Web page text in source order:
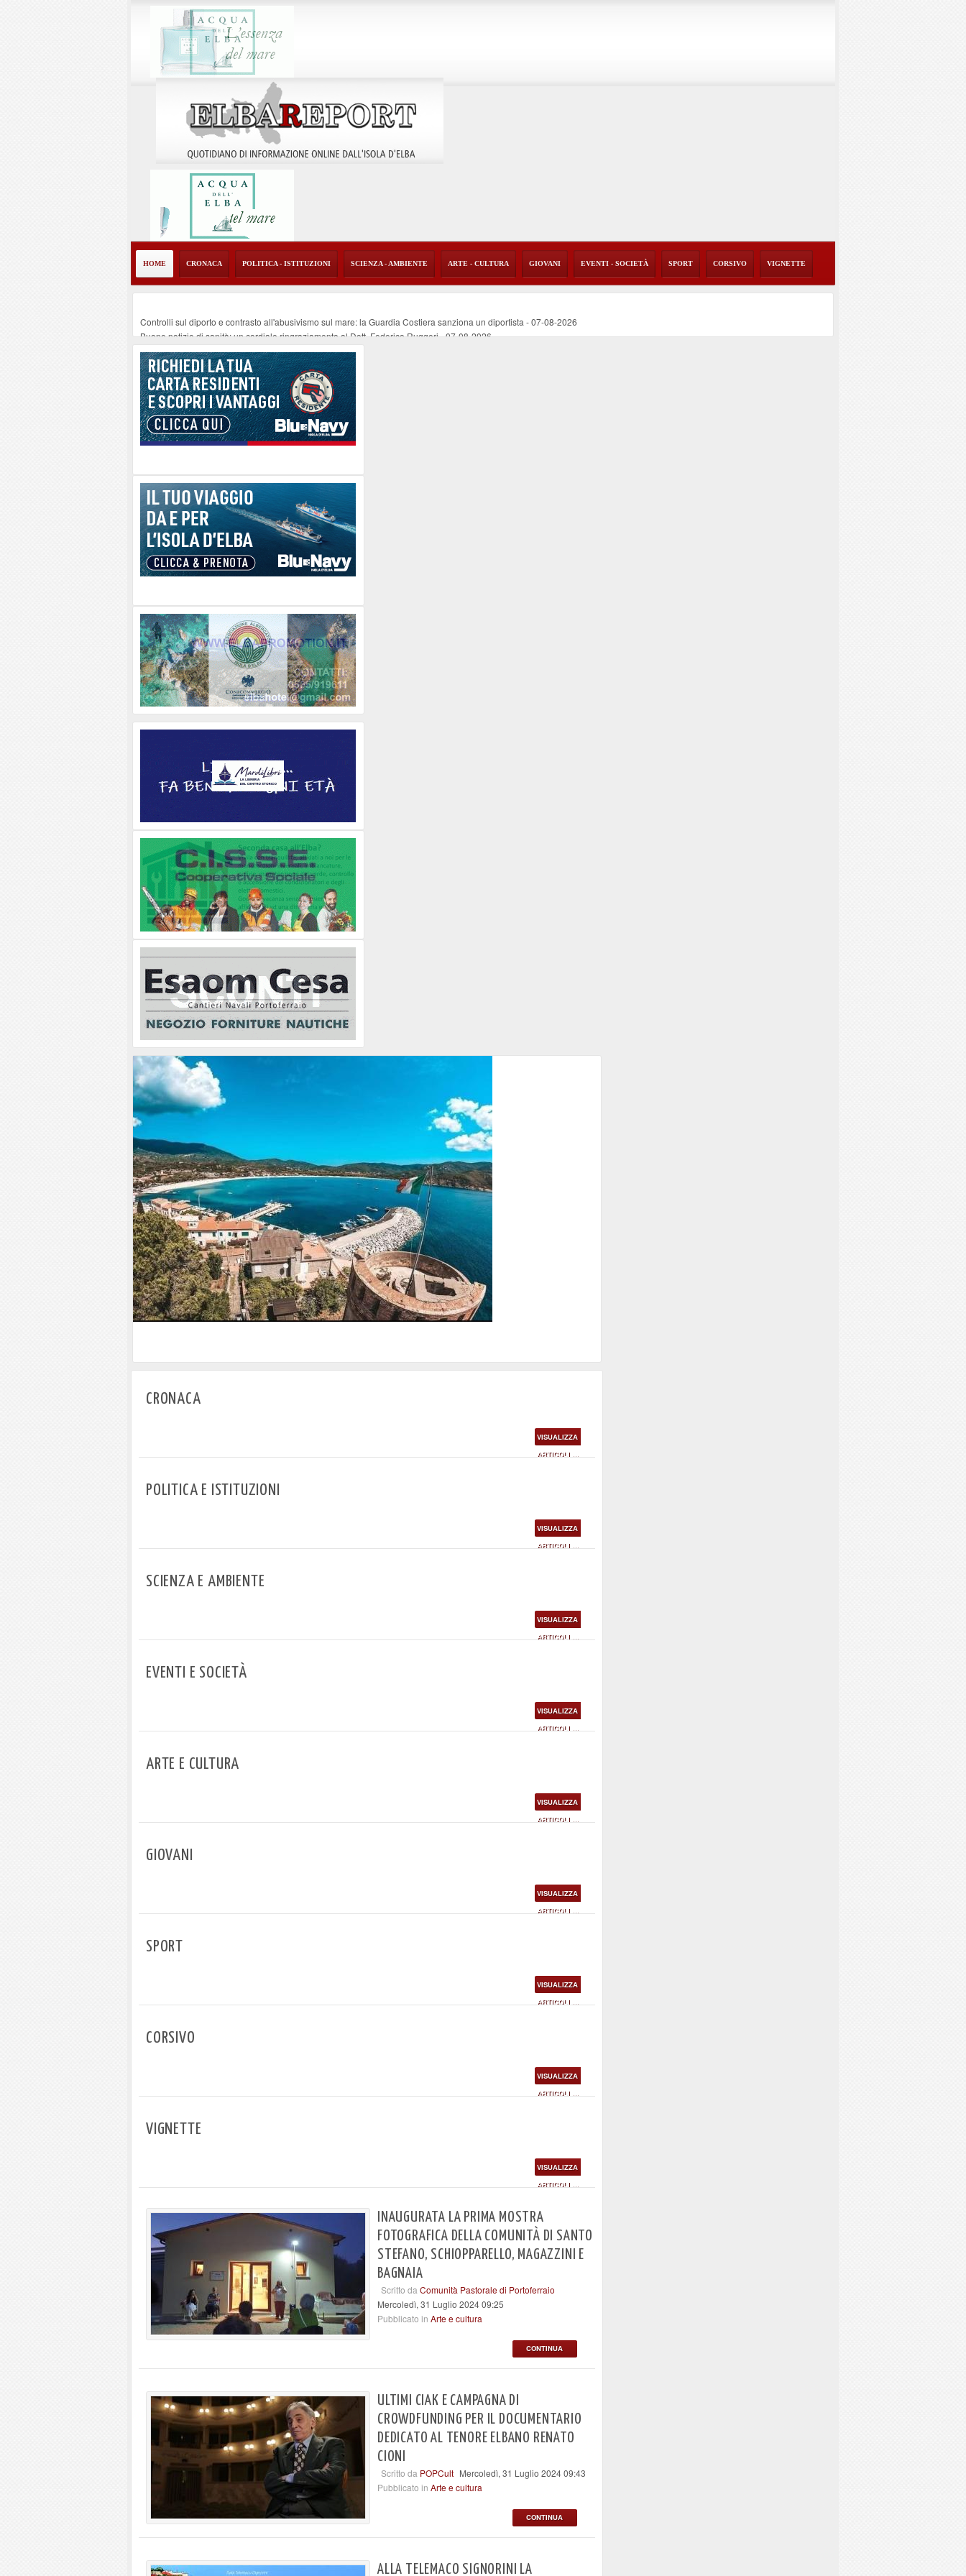
HOME CRONACA POLITICA - ISTITUZIONI SCIENZA - AMBIENTE ARTE - CULTURA GIOVANI EVENTI - SOCIETÀ SPORT CORSIVO VIGNETTE
Controlli sul diporto e contrasto all'abusivismo sul mare: la Guardia Costiera sanziona un diportista -07-08-2026
Buone notizie di sanità: un cordiale ringraziamento al Dott. Federico Ruggeri-07-08-2026
Altiero Spinelli e Ursula Hirschmann all'Elba: riaffiora una testimonianza del 1966
Capoliveri, potenziata la pulizia dei bordi stradali-07-08-2026
Marina di Campo tra i porti interessati dal nuovo piano dell'Autorità portuale regionale
CRONACA
VISUALIZZA
ARTICOLI ...
POLITICA E ISTITUZIONI
VISUALIZZA
ARTICOLI ...
SCIENZA E AMBIENTE
VISUALIZZA
ARTICOLI ...
EVENTI E SOCIETÀ
VISUALIZZA
ARTICOLI ...
ARTE E CULTURA
VISUALIZZA
ARTICOLI ...
GIOVANI
VISUALIZZA
ARTICOLI ...
SPORT
VISUALIZZA
ARTICOLI ...
CORSIVO
VISUALIZZA
ARTICOLI ...
VIGNETTE
VISUALIZZA
ARTICOLI ...
INAUGURATA LA PRIMA MOSTRA
FOTOGRAFICA DELLA COMUNITÀ DI SANTO
STEFANO, SCHIOPPARELLO, MAGAZZINI E
BAGNAIA
Scritto da Comunità Pastorale di Portoferraio
Mercoledì, 31 Luglio 2024 09:25
Pubblicato in Arte e cultura
CONTINUA
ULTIMI CIAK E CAMPAGNA DI
CROWDFUNDING PER IL DOCUMENTARIO
DEDICATO AL TENORE ELBANO RENATO
CIONI
Scritto da POPCult Mercoledì, 31 Luglio 2024 09:43
Pubblicato in Arte e cultura
CONTINUA
ALLA TELEMACO SIGNORINI LA